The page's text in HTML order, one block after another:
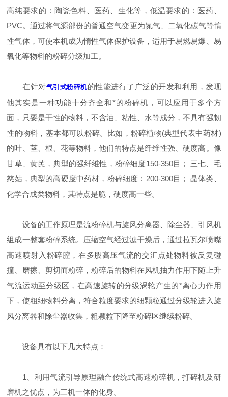
高纯要求的：陶瓷色料、医药、生化等，低温要求的：医药、
PVC。通过将气源部份的普通空气变更为氮气、二氧化碳气等惰
性气体，可使本机成为惰性气体保护设备，适用于易燃易爆、易
氧化等物料的粉碎分级加工。
在针对气引式粉碎机的性能进行了广泛的开发和利用，发现
他其实是一种功能十分齐全和*的粉碎机，可以应用于多个方
面，只要是干性的物料，不含油、粘性、水等成分，不具有强韧
性的物料，基本都可以粉碎。比如，粉碎植物(典型代表中药材)
的叶、茎、根、花等物料，他们的特点是纤维性强、硬度高。像
甘草、黄芪，典型的强纤维性，粉碎细度150-350目； 三七、毛
慈姑，典型的高硬度中药材，粉碎细度：200-300目； 晶体类、
化学合成类物料，其特点是脆，硬度高一些。
设备的工作原理是流粉碎机与旋风分离器、除尘器、引风机
组成一整套粉碎系统。压缩空气经过滤干燥后，通过拉瓦尔喷嘴
高速喷射入粉碎腔，在多股高压气流的交汇点处物料被反复碰
撞、磨擦、剪切而粉碎，粉碎后的物料在风机抽力作用下随上升
气流运动至分级区，在高速旋转的分级涡轮产生的*离心力作用
下，使粗细物料分离，符合粒度要求的细颗粒通过分级轮进入旋
风分离器和除尘器收集，粗颗粒下降至粉碎区继续粉碎。
设备具有以下几大特点：
1、利用气流引导原理融合传统式高速粉碎机，打碎机及研
磨机之优点，为三机一体的化身。